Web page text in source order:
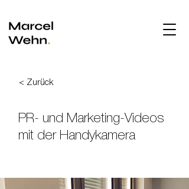
< Zurück
PR- und Marketing-Videos
mit der Handykamera